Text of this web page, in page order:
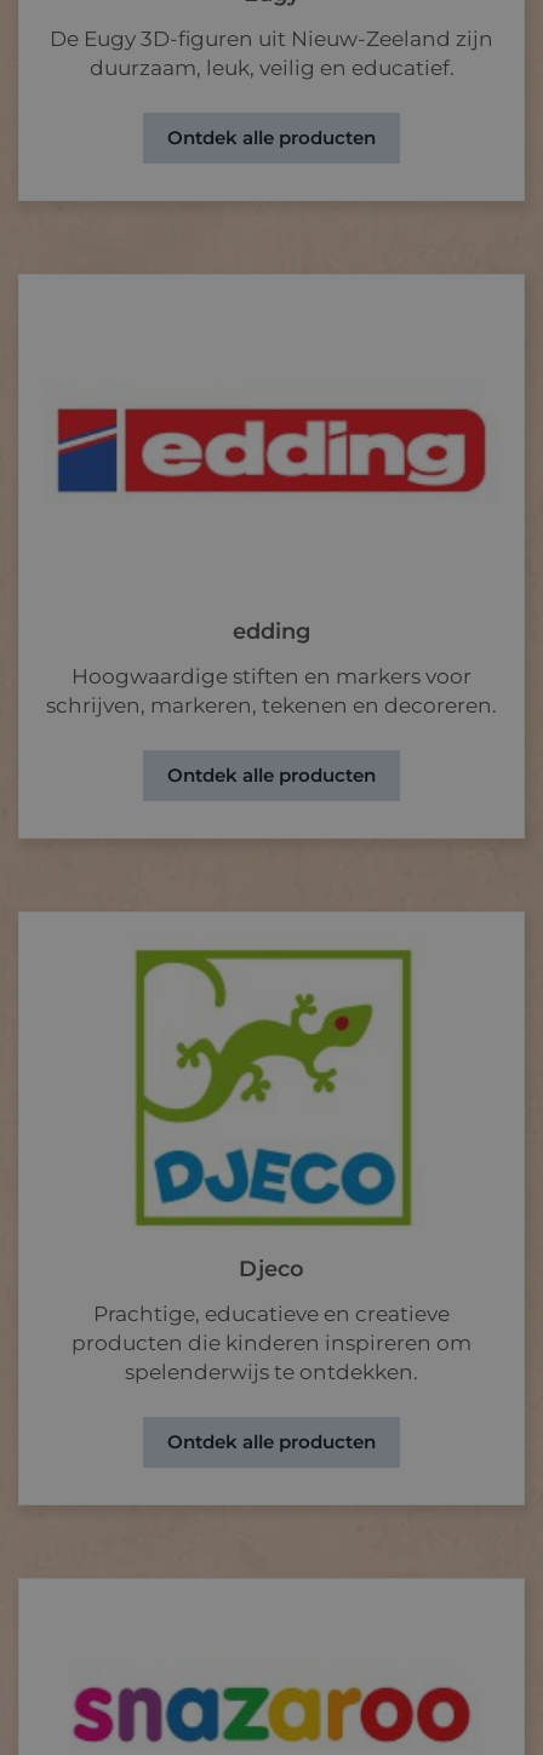
De Eugy 3D-figuren uit Nieuw-Zeeland zijn
duurzaam, leuk, veilig en educatief.
Ontdek alle producten
edding
Hoogwaardige stiften en markers voor
schrijven, markeren, tekenen en decoreren.
Ontdek alle producten
Djeco
Prachtige, educatieve en creatieve
producten die kinderen inspireren om
spelenderwijs te ontdekken.
Ontdek alle producten